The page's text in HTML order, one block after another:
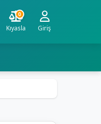
0
Kıyasla Giriş